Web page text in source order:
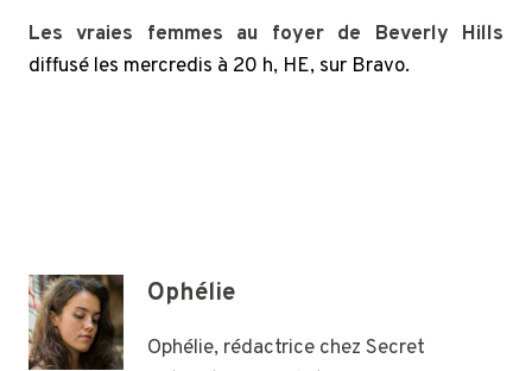
Les vraies femmes au foyer de Beverly Hills
diffusé les mercredis à 20 h, HE, sur Bravo.
Ophélie
Ophélie, rédactrice chez Secret